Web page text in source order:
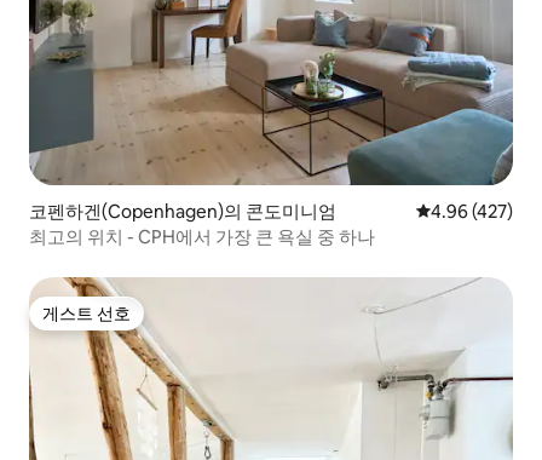
코펜하겐(Copenhagen)의 콘도미니엄 평점 4.96점(5
4.96 (427)
최고의 위치 - CPH에서 가장 큰 욕실 중 하나
게스트 선호
게스트 선호